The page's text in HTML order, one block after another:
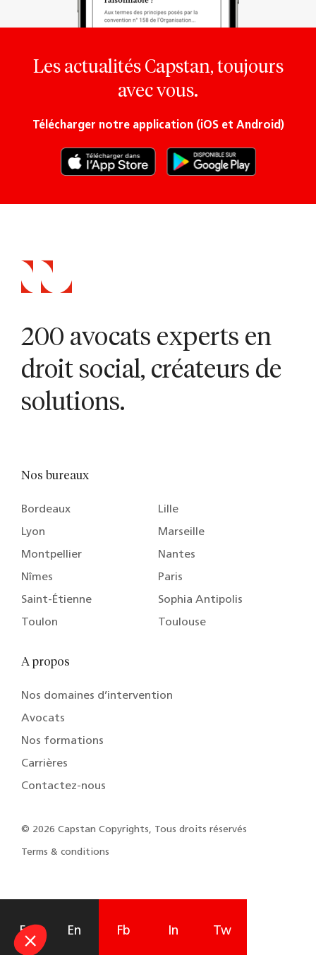
Les actualités Capstan, toujours
avec vous.
Télécharger notre application (iOS et Android)
200 avocats experts en
droit social, créateurs de
solutions.
Nos bureaux
Bordeaux
Lille
Lyon
Marseille
Montpellier
Nantes
Nîmes
Paris
Saint-Étienne
Sophia Antipolis
Toulon
Toulouse
A propos
Nos domaines d’intervention
Avocats
Nos formations
Carrières
Contactez-nous
© 2026 Capstan Copyrights, Tous droits réservés
Terms & conditions
Fr En Fb In Tw